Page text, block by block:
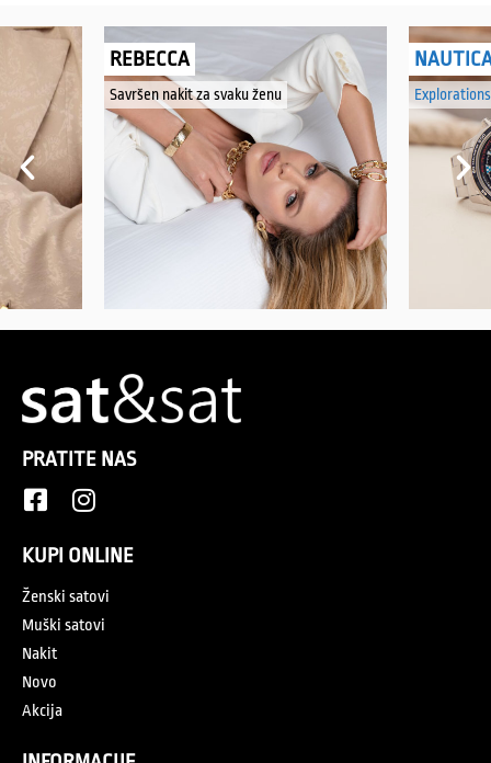
REBECCA
Savršen nakit za svaku ženu
PRATITE NAS
KUPI ONLINE
Ženski satovi
Muški satovi
Nakit
Novo
Akcija